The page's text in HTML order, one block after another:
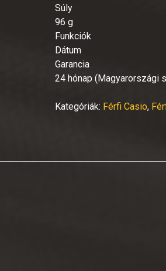
Súly
96 g
Funkciók
Dátum
Garancia
24 hónap (Magyarországi
Kategóriák: Férfi Casio,